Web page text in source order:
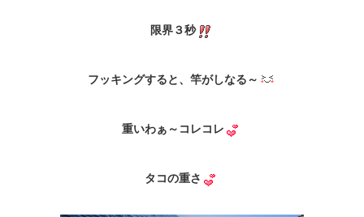
限界３秒
フッキングすると、竿がしなる～
重いわぁ～コレコレ
タコの重さ